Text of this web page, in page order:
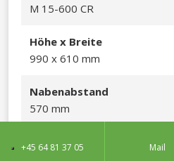
+45 64 81 37 05 Mail
M 15-600 CR
Höhe x Breite
990 x 610 mm​
Nabenabstand
570 mm
Wärmeleistu
ng ( WATT )